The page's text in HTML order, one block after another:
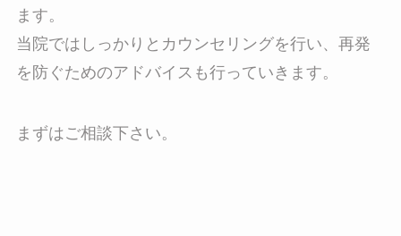
ます。
当院ではしっかりとカウンセリングを行い、再発
を防ぐためのアドバイスも行っていきます。
まずはご相談下さい。